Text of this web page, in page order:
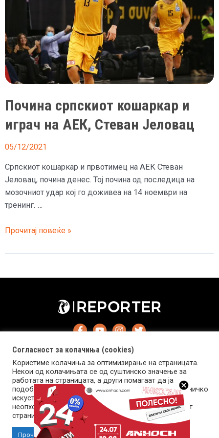
Почина српскиот кошаркар и
играч на АЕК, Стеван Јеловац
05/12/2021
Српскиот кошаркар и првотимец на АЕК Стеван
Јеловац, почина денес. Тој почина од последица на
мозочниот удар кој го доживеа на 14 ноември на
тренинг. …
Почина
кошаркар
играч
Јеловац
Прочитај повеќе »
Copyright © 2026 Reporter.mk | Member of Clip Media Group
Импресум Маркетинг Услови за користење
Согласност за колачиња (cookies)
Користиме колачиња за оптимизирање на страницата.
Некои од колачињата се од суштинско значење за
работата на страницата, а други помагаат да ја
подобриме оваа интернет страница и вашето корисничко
искуство. Напомена: задолжителните колачиња се
неопходни за користење и пристап до оваа интернет
страница.
Прочитај повеќе Прифати колачиња